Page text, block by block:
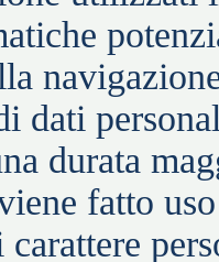
dati
durata
fatto